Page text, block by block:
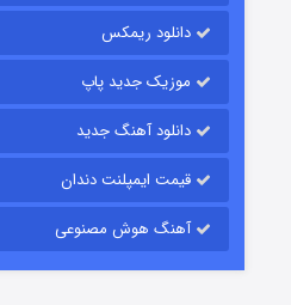
قسمتدانلود ریمکس
موزیک جدید پاپ
دانلود آهنگ جدید
قیمت ایمپلنت دندان
آهنگ هوش مصنوعی